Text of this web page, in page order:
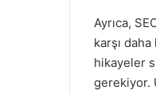
Ayrıca,
karşı daha
hikayeler
gerekiyor.